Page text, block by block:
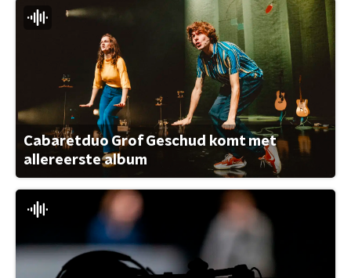
Cabaretduo Grof Geschud komt met
allereerste album